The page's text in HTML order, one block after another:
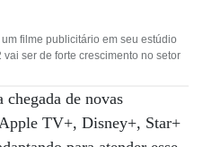
filme publicitário em seu estúdio
ser de forte crescimento no setor
chegada de novas
TV+, Disney+, Star+